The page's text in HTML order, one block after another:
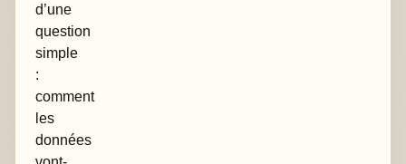
d’une
question
simple
:
comment
les
données